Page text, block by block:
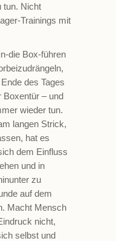
tun. Nicht
Trainings mit
die Box-führen
des Tages
Boxentür – und
wieder tun.
langen Strick,
hat es
dem Einfluss
und in
zu
auf dem
Macht Mensch
nicht,
selbst und